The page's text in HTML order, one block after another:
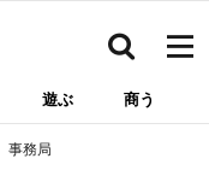
遊ぶ 商う
事務局